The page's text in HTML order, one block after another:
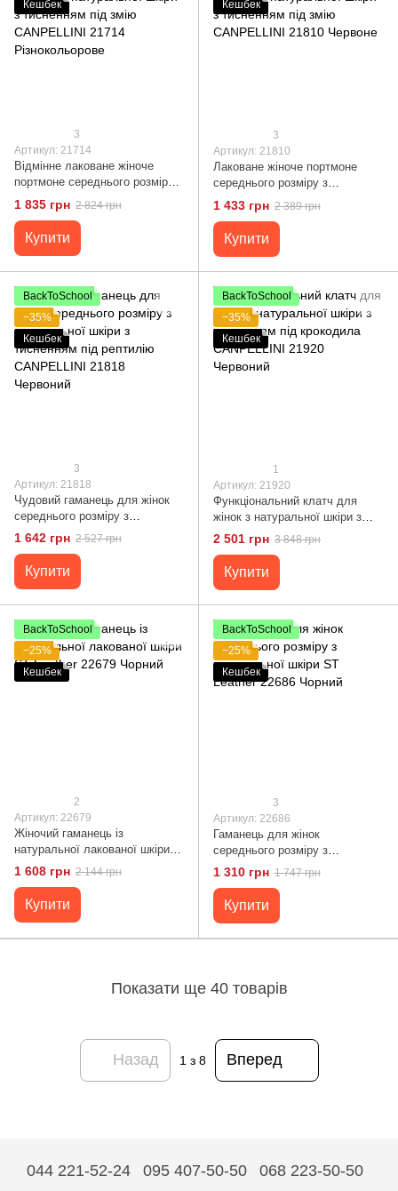
Кешбек
3
Артикул: 21714
Відмінне лаковане жіноче
портмоне середнього розміру з
натуральної шкіри з тисненням
під змію CANPELLINI 21714
Різнокольорове
1 835 грн 2 824 грн
Купити
Кешбек
3
Артикул: 21810
Лаковане жіноче портмоне
середнього розміру з
натуральної шкіри з тисненням
під змію CANPELLINI 21810
Червоне
1 433 грн 2 389 грн
Купити
BackToSchool
−35%
Кешбек
3
Артикул: 21818
Чудовий гаманець для жінок
середнього розміру з
натуральної шкіри з тисненням
під рептилію CANPELLINI
21818 Червоний
1 642 грн 2 527 грн
Купити
BackToSchool
−35%
Кешбек
1
Артикул: 21920
Функціональний клатч для
жінок з натуральної шкіри з
тисненням під крокодила
CANPELLINI 21920 Червоний
2 501 грн 3 848 грн
Купити
BackToSchool
−25%
Кешбек
2
Артикул: 22679
Жіночий гаманець із
натуральної лакованої шкіри
ST Leather 22679 Чорний
1 608 грн 2 144 грн
Купити
BackToSchool
−25%
Кешбек
3
Артикул: 22686
Гаманець для жінок
середнього розміру з
натуральної шкіри ST Leather
22686 Чорний
1 310 грн 1 747 грн
Купити
Показати ще 40 товарів
Назад 1 з 8 Вперед
044 221-52-24 095 407-50-50
068 223-50-50